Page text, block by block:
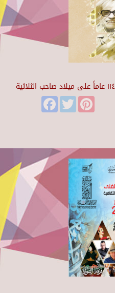
FacebookTwitter